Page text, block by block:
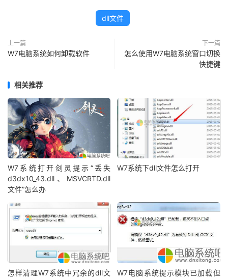
dll文件
上一篇
W7电脑系统如何卸载软件
下一篇
怎么使用W7电脑系统窗口切换
快捷键
相关推荐
W7系统打开剑灵提示“丢失
d3dx10_43.dll、MSVCRTD.dll
文件”怎么办
W7系统下dll文件怎么打开
怎样清理W7系统中冗余的dll文
W7电脑系统提示模块已加载但